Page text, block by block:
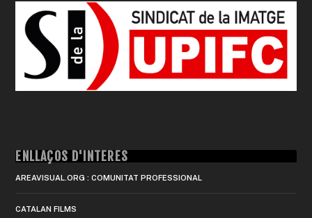
ENLLAÇOS D'INTERÈS
AREAVISUAL.ORG : COMUNITAT PROFESSIONAL
CATALAN FILMS